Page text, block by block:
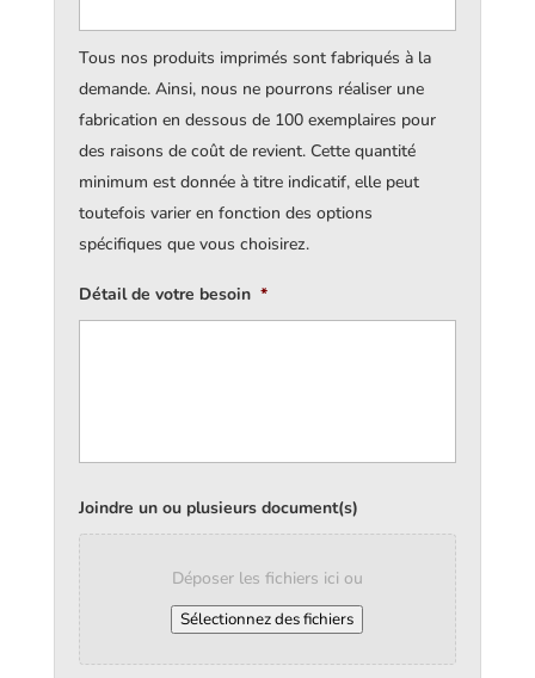
Tous nos produits imprimés sont fabriqués à la
demande. Ainsi, nous ne pourrons réaliser une
fabrication en dessous de 100 exemplaires pour
des raisons de coût de revient. Cette quantité
minimum est donnée à titre indicatif, elle peut
toutefois varier en fonction des options
spécifiques que vous choisirez.
Détail de votre besoin *
Joindre un ou plusieurs document(s)
Déposer les fichiers ici ou
Sélectionnez des fichiers